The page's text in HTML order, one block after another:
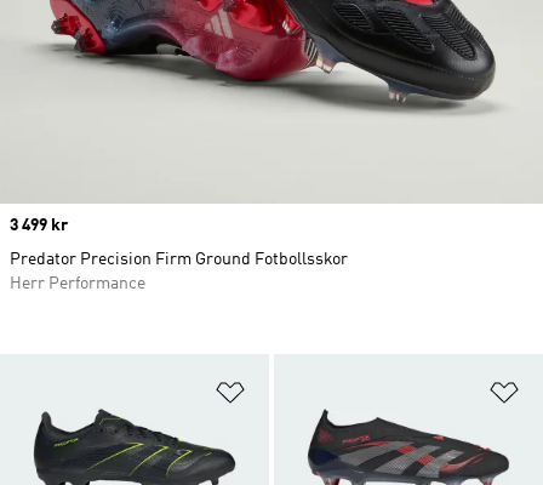
Price
3 499 kr
Predator Precision Firm Ground Fotbollsskor
Herr Performance